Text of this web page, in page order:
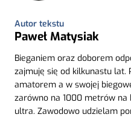
Autor tekstu
Paweł Matysiak
Bieganiem oraz doborem
zajmuję się od kilkunastu
amatorem a w swojej
zarówno na 1000 metrów na
ultra. Zawodowo udzielam